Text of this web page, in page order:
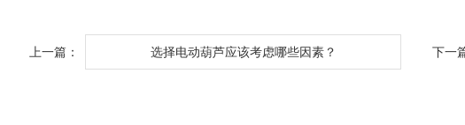
上一篇： 选择电动葫芦应该考虑哪些因素？ 下一